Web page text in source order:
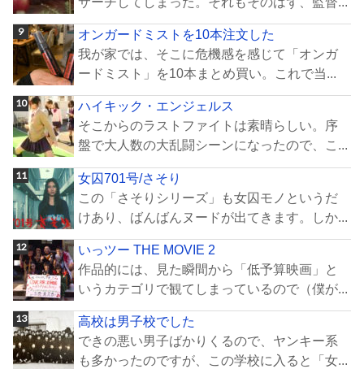
オンガードミストを10本注文した
我が家では、そこに危機感を感じて「オンガ
ードミスト」を10本まとめ買い。これで当...
ハイキック・エンジェルス
そこからのラストファイトは素晴らしい。序
盤で大人数の大乱闘シーンになったので、こ...
女囚701号/さそり
この「さそりシリーズ」も女囚モノというだ
けあり、ばんばんヌードが出てきます。しか...
いっツー THE MOVIE 2
作品的には、見た瞬間から「低予算映画」と
いうカテゴリで観てしまっているので（僕が...
高校は男子校でした
できの悪い男子ばかりくるので、ヤンキー系
も多かったのですが、この学校に入ると「女...